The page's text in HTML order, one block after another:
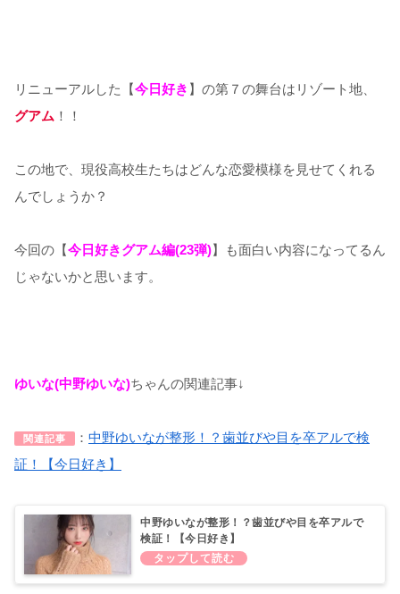
リニューアルした【今日好き 】の第７の舞台はリゾート地、
グアム ！！
この地で、現役高校生たちはどんな恋愛模様を見せてくれる
んでしょうか？
今回の【今日好きグアム編(23弾)】も面白い内容になってるん
じゃないかと思います。
ゆいな(中野ゆいな)ちゃんの関連記事↓
関連記事 ： 中野ゆいなが整形！？歯並びや目を卒アルで検
証！【今日好き】
中野ゆいなが整形！？歯並びや目を卒アルで
検証！【今日好き】